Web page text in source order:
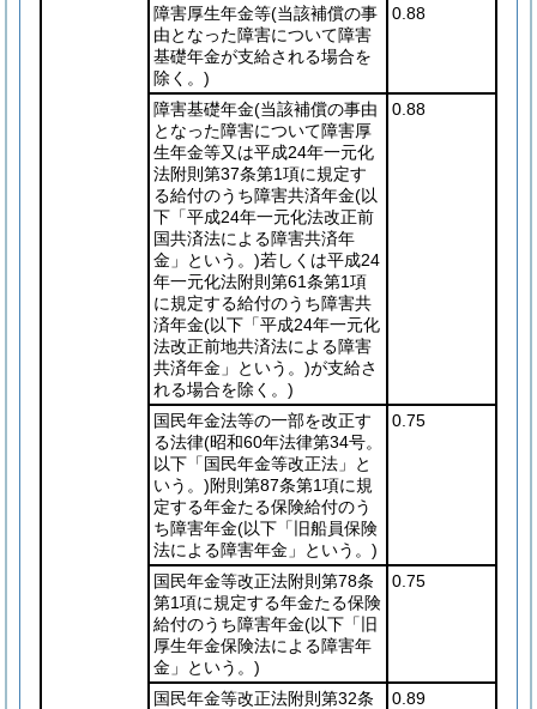
障害厚生年金等(当該補償の事
由となった障害について障害
基礎年金が支給される場合を
除く。)
0.88
障害基礎年金(当該補償の事由
となった障害について障害厚
生年金等又は平成24年一元化
法附則第37条第1項に規定す
る給付のうち障害共済年金(以
下「平成24年一元化法改正前
国共済法による障害共済年
金」という。)若しくは平成24
年一元化法附則第61条第1項
に規定する給付のうち障害共
済年金(以下「平成24年一元化
法改正前地共済法による障害
共済年金」という。)が支給さ
れる場合を除く。)
0.88
国民年金法等の一部を改正す
る法律(昭和60年法律第34号。
以下「国民年金等改正法」と
いう。)附則第87条第1項に規
定する年金たる保険給付のう
ち障害年金(以下「旧船員保険
法による障害年金」という。)
0.75
国民年金等改正法附則第78条
第1項に規定する年金たる保険
給付のうち障害年金(以下「旧
厚生年金保険法による障害年
金」という。)
0.75
国民年金等改正法附則第32条
0.89